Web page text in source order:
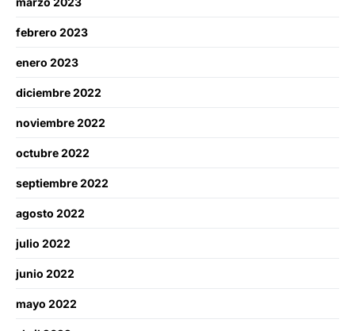
febrero 2023
enero 2023
diciembre 2022
noviembre 2022
octubre 2022
septiembre 2022
agosto 2022
julio 2022
junio 2022
mayo 2022